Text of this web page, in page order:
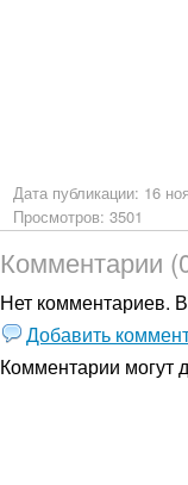
Дата публикации: 16
Просмотров: 3501
Комментарии
Нет комментариев.
Добавить
Комментарии могут